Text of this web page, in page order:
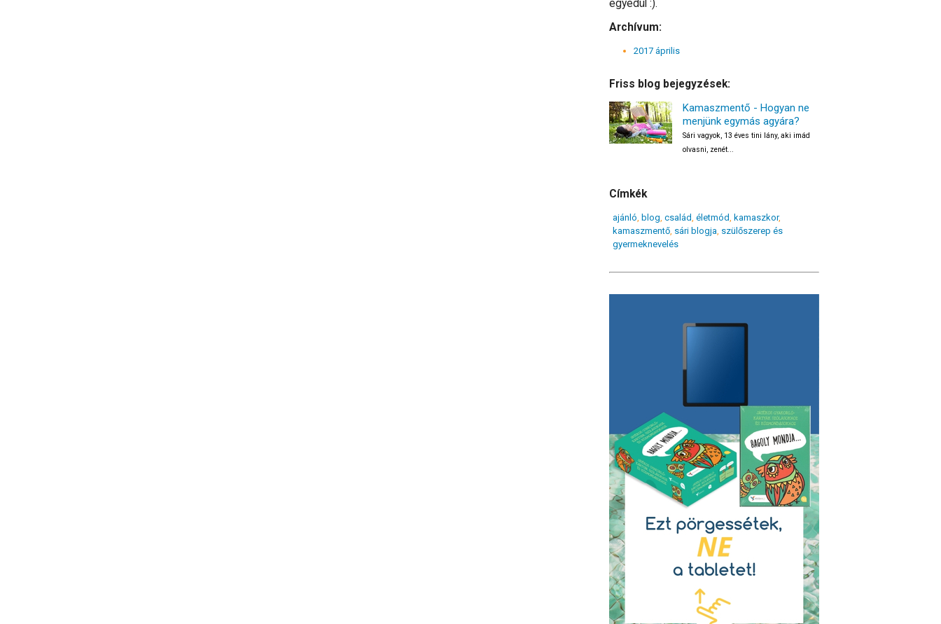
egyedül :).
Archívum:
2017 április
Friss blog bejegyzések:
Kamaszmentő - Hogyan ne
menjünk egymás agyára?
Sári vagyok, 13 éves tini lány, aki imád
olvasni, zenét...
Címkék
ajánló, blog, család, életmód, kamaszkor,
kamaszmentő, sári blogja, szülőszerep és
gyermeknevelés